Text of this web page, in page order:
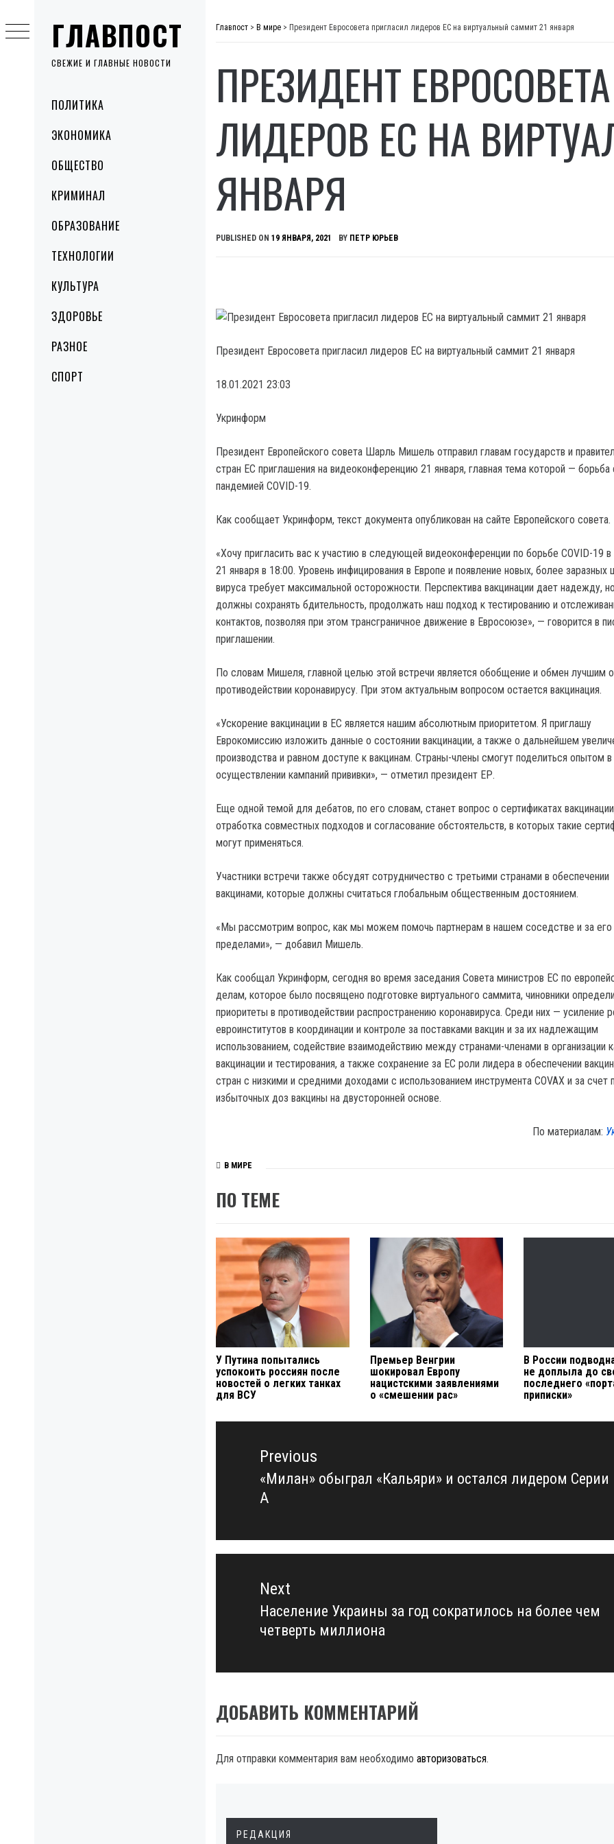
ГЛАВПОСТ
СВЕЖИЕ И ГЛАВНЫЕ НОВОСТИ
MenuПОЛИТИКА
ЭКОНОМИКА
ОБЩЕСТВО
КРИМИНАЛ
ОБРАЗОВАНИЕ
ТЕХНОЛОГИИ
КУЛЬТУРА
ЗДОРОВЬЕ
РАЗНОЕ
СПОРТ
to
content
Главпост > В мире > Президент Евросовета пригласил лидеров ЕС на виртуальный саммит 21 января
ПРЕЗИДЕНТ
ЛИДЕРОВ ЕС НА
ЯНВАРЯ
PUBLISHED ON 19 ЯНВАРЯ, 2021 BY ПЕТР ЮРЬЕВ
Президент Евросовета пригласил лидеров ЕС на виртуальный саммит 21 января
18.01.2021 23:03
Укринформ
Президент Европейского совета Шарль Мишель отправил главам государств и
стран ЕС приглашения на видеоконференцию 21 января, главная тема которой — борьба
пандемией COVID-19.
Как сообщает Укринформ, текст документа опубликован на сайте Европейского совета.
«Хочу пригласить вас к участию в следующей видеоконференции по борьбе COVID-19 в
21 января в 18:00. Уровень инфицирования в Европе и появление новых, более заразных
вируса требует максимальной осторожности. Перспектива вакцинации дает надежду,
должны сохранять бдительность, продолжать наш подход к тестированию и
контактов, позволяя при этом трансграничное движение в Евросоюзе», — говорится в
приглашении.
По словам Мишеля, главной целью этой встречи является обобщение и обмен лучшим
противодействии коронавирусу. При этом актуальным вопросом остается вакцинация.
«Ускорение вакцинации в ЕС является нашим абсолютным приоритетом. Я приглашу
Еврокомиссию изложить данные о состоянии вакцинации, а также о дальнейшем
производства и равном доступе к вакцинам. Страны-члены смогут поделиться опытом в
осуществлении кампаний прививки», — отметил президент ЕР.
Еще одной темой для дебатов, по его словам, станет вопрос о сертификатах
отработка совместных подходов и согласование обстоятельств, в которых такие
могут применяться.
Участники встречи также обсудят сотрудничество с третьими странами в обеспечении
вакцинами, которые должны считаться глобальным общественным достоянием.
«Мы рассмотрим вопрос, как мы можем помочь партнерам в нашем соседстве и за его
пределами», — добавил Мишель.
Как сообщал Укринформ, сегодня во время заседания Совета министров ЕС по
делам, которое было посвящено подготовке виртуального саммита, чиновники
приоритеты в противодействии распространению коронавируса. Среди них — усиление
евроинститутов в координации и контроле за поставками вакцин и за их надлежащим
использованием, содействие взаимодействию между странами-членами в организации
вакцинации и тестирования, а также сохранение за ЕС роли лидера в обеспечении
стран с низкими и средними доходами с использованием инструмента COVAX и за счет
избыточных доз вакцины на двусторонней основе.
По материалам:
В МИРЕ
ПО ТЕМЕ
У Путина попытались
успокоить россиян после
новостей о легких танках
для ВСУ
Премьер Венгрии
шокировал Европу
нацистскими заявлениями
о «смешении рас»
В России
не доплыла до
последнего
приписки»
Навигация
записямPrevious
Previous
post:
«Милан» обыграл «Кальяри» и остался лидером Серии
А
Next
Next
post:
Население Украины за год сократилось на более чем
четверть миллиона
ДОБАВИТЬ КОММЕНТАРИЙ
Для отправки комментария вам необходимо авторизоваться.
РЕДАКЦИЯ